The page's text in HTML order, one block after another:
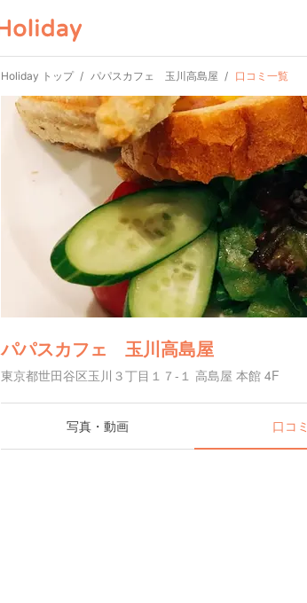
Holiday トップ パパスカフェ 玉川高島屋 口コミ一覧
パパスカフェ 玉川高島屋
東京都世田谷区玉川３丁目１７-１ 高島屋 本館 4F
写真・動画 口コミ